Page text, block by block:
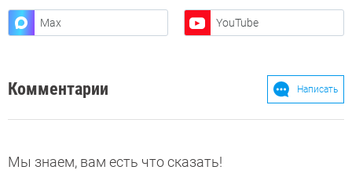
Max YouTube
Комментарии Написать
Мы знаем, вам есть что сказать!